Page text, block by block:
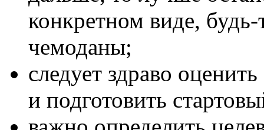
конкретном виде,
чемоданы;
следует здраво
и подготовить